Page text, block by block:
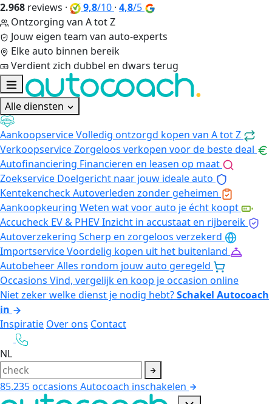
2.968 reviews · 9,8/10 · 4,8/5
Ontzorging van A tot Z
Jouw eigen team van auto-experts
Elke auto binnen bereik
Verdient zich dubbel en dwars terug
Alle diensten
AankoopserviceVolledig ontzorgd kopen van A tot Z
VerkoopserviceZorgeloos verkopen voor de beste deal
Autofinanciering Financieren en leasen op maat
Zoekservice Doelgericht naar jouw ideale auto
KentekencheckAutoverleden zonder geheimen
Aankoopkeuring Weten wat voor auto je écht koopt
Accucheck EV & PHEVInzicht in accustaat en rijbereik
Autoverzekering Scherp en zorgeloos verzekerd
ImportserviceVoordelig kopen uit het buitenland
AutobeheerAlles rondom jouw auto geregeld
Occasions Vind, vergelijk en koop je occasion online
Niet zeker welke dienst je nodig hebt?Schakel Autocoach
in
Inspiratie Over ons Contact
NL
85.235occasions Autocoach inschakelen